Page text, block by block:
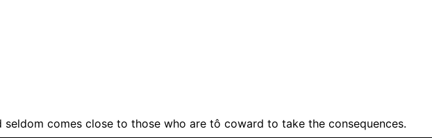
comes close to those who are tô coward to take the consequences.